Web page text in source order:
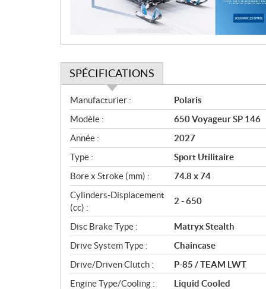
SPÉCIFICATIONS
S
p
é
c
i
f
i
c
a
t
i
o
n
s
Manufacturier :
Polaris
Modèle :
650 Voyageur SP 146
Année :
2027
Type :
Sport Utilitaire
Bore x Stroke (mm) :
74.8 x 74
Cylinders-Displacement
(cc) :
2 - 650
Disc Brake Type :
Matryx Stealth
Drive System Type :
Chaincase
Drive/Driven Clutch :
P-85 / TEAM LWT
Engine Type/Cooling :
Liquid Cooled